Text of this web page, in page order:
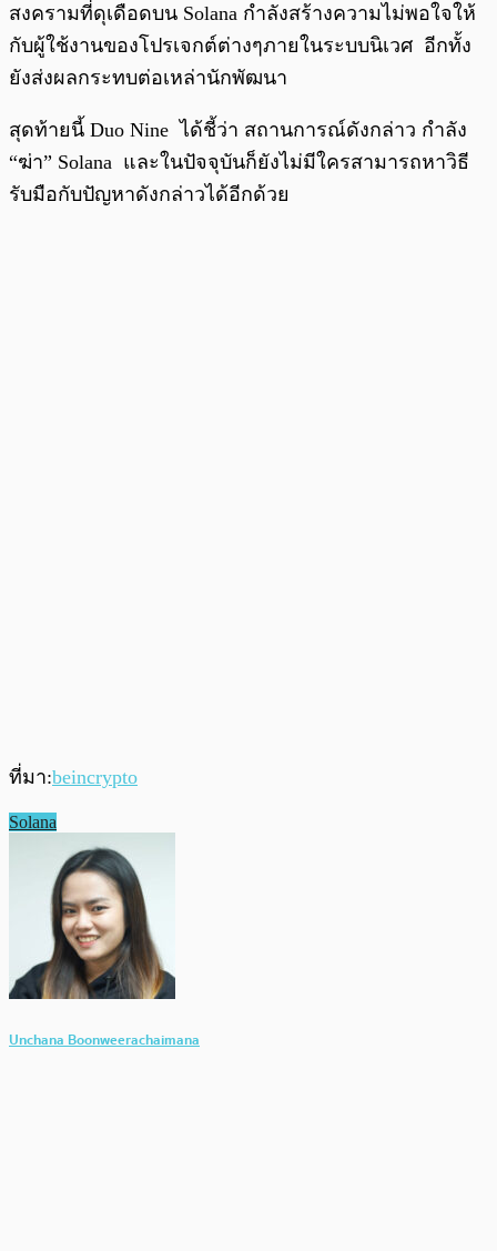
สงครามที่ดุเดือดบน Solana กำลังสร้างความไม่พอใจให้
กับผู้ใช้งานของโปรเจกต์ต่างๆภายในระบบนิเวศ อีกทั้ง
ยังส่งผลกระทบต่อเหล่านักพัฒนา
สุดท้ายนี้ Duo Nine ได้ชี้ว่า สถานการณ์ดังกล่าว กำลัง
“ฆ่า” Solana และในปัจจุบันก็ยังไม่มีใครสามารถหาวิธี
รับมือกับปัญหาดังกล่าวได้อีกด้วย
ที่มา:beincrypto
Solana
Unchana Boonweerachaimana